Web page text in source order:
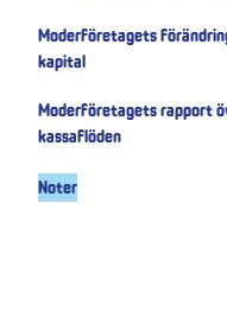
Moderföretagets
kapital
Moderföretagets rapport
kassaflöden
Noter